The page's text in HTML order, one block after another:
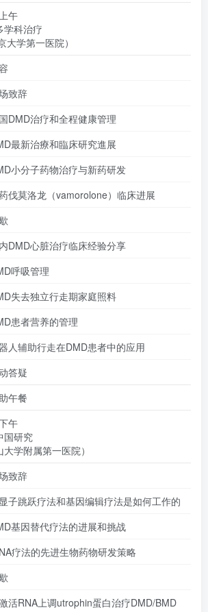
午
学科治疗
学第一医院）
致辞
DMD治疗和全程健康管理
最新治療和臨床研究進展
小分子药物治疗与新药研发
伐莫洛龙（vamorolone）临床进展
DMD心脏治疗临床经验分享
呼吸管理
失去独立行走期家庭照料
患者营养的管理
人辅助行走在DMD患者中的应用
答疑
午餐
午
国研究
学附属第一医院）
致辞
子跳跃疗法和基因编辑疗法是如何工作的
基因替代疗法的进展和挑战
疗法的先进生物药物研发策略
活RNA上调utrophin蛋白治疗DMD/BMD